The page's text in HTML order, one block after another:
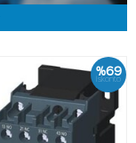
%69
İskonto